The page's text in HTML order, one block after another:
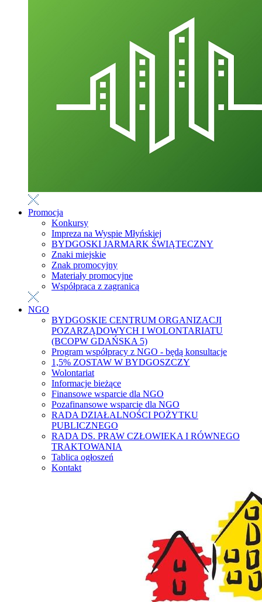
Promocja
Konkursy
Impreza na Wyspie Młyńskiej
BYDGOSKI JARMARK ŚWIĄTECZNY
Znaki miejskie
Znak promocyjny
Materiały promocyjne
Współpraca z zagranicą
NGO
BYDGOSKIE CENTRUM ORGANIZACJI
POZARZĄDOWYCH I WOLONTARIATU
(BCOPW GDAŃSKA 5)
Program współpracy z NGO - będą konsultacje
1,5% ZOSTAW W BYDGOSZCZY
Wolontariat
Informacje bieżące
Finansowe wsparcie dla NGO
Pozafinansowe wsparcie dla NGO
RADA DZIAŁALNOŚCI POŻYTKU
PUBLICZNEGO
RADA DS. PRAW CZŁOWIEKA I RÓWNEGO
TRAKTOWANIA
Tablica ogłoszeń
Kontakt